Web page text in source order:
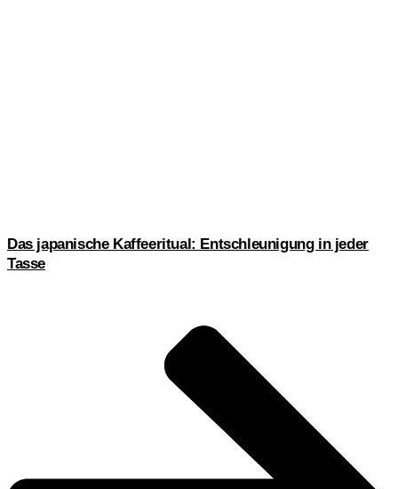
Das japanische Kaffeeritual: Entschleunigung in jeder
Tasse